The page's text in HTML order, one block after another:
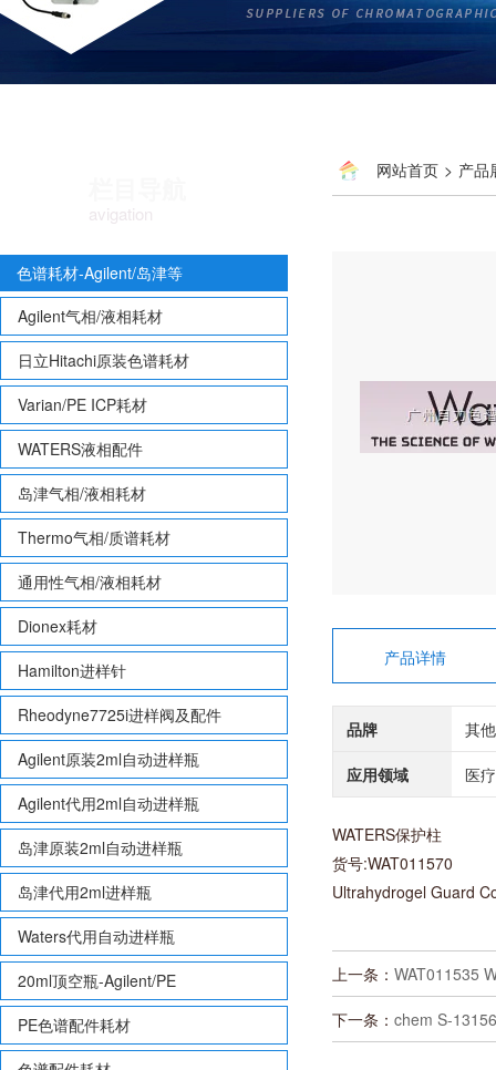
avigation
色谱耗材-Agilent/岛津等
Agilent气相/液相耗材
日立Hitachi原装色谱耗材
Varian/PE ICP耗材
WATERS液相配件
岛津气相/液相耗材
Thermo气相/质谱耗材
通用性气相/液相耗材
Dionex耗材
Hamilton进样针
Rheodyne7725i进样阀及配件
Agilent原装2ml自动进样瓶
Agilent代用2ml自动进样瓶
岛津原装2ml自动进样瓶
岛津代用2ml进样瓶
Waters代用自动进样瓶
20ml顶空瓶-Agilent/PE
PE色谱配件耗材
网站首页 > 产品
产品详情
品牌 其
应用领域 医
WATERS保护柱
货号:WAT011570
Ultrahydrogel Guard
上一条： WAT011535
下一条： chem S-